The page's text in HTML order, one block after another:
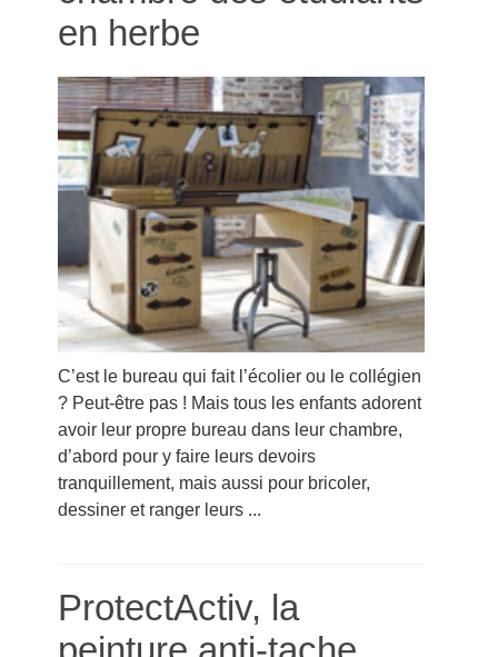
en herbe
C’est le bureau qui fait l’écolier ou le collégien
? Peut-être pas ! Mais tous les enfants adorent
avoir leur propre bureau dans leur chambre,
d’abord pour y faire leurs devoirs
tranquillement, mais aussi pour bricoler,
dessiner et ranger leurs ...
ProtectActiv, la